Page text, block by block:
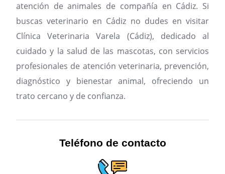
atención de animales de compañía en Cádiz. Si
buscas veterinario en Cádiz no dudes en visitar
Clínica Veterinaria Varela (Cádiz), dedicado al
cuidado y la salud de las mascotas, con servicios
profesionales de atención veterinaria, prevención,
diagnóstico y bienestar animal, ofreciendo un
trato cercano y de confianza.
Teléfono de contacto